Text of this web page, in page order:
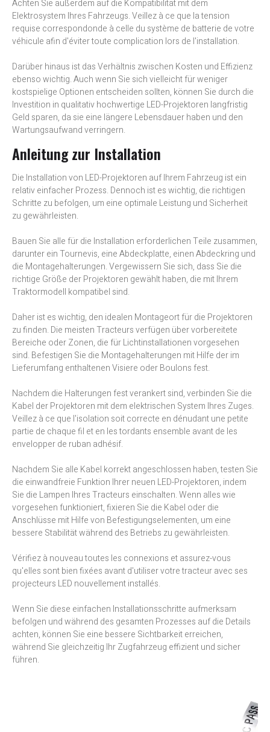
Achten Sie außerdem auf die Kompatibilität mit dem
Elektrosystem Ihres Fahrzeugs. Veillez à ce que la tension
requise correspondonde à celle du système de batterie de votre
véhicule afin d'éviter toute complication lors de l'installation.
Darüber hinaus ist das Verhältnis zwischen Kosten und Effizienz
ebenso wichtig. Auch wenn Sie sich vielleicht für weniger
kostspielige Optionen entscheiden sollten, können Sie durch die
Investition in qualitativ hochwertige LED-Projektoren langfristig
Geld sparen, da sie eine längere Lebensdauer haben und den
Wartungsaufwand verringern.
Anleitung zur Installation
Die Installation von LED-Projektoren auf Ihrem Fahrzeug ist ein
relativ einfacher Prozess. Dennoch ist es wichtig, die richtigen
Schritte zu befolgen, um eine optimale Leistung und Sicherheit
zu gewährleisten.
Bauen Sie alle für die Installation erforderlichen Teile zusammen,
darunter ein Tournevis, eine Abdeckplatte, einen Abdeckring und
die Montagehalterungen. Vergewissern Sie sich, dass Sie die
richtige Größe der Projektoren gewählt haben, die mit Ihrem
Traktormodell kompatibel sind.
Daher ist es wichtig, den idealen Montageort für die Projektoren
zu finden. Die meisten Tracteurs verfügen über vorbereitete
Bereiche oder Zonen, die für Lichtinstallationen vorgesehen
sind. Befestigen Sie die Montagehalterungen mit Hilfe der im
Lieferumfang enthaltenen Visiere oder Boulons fest.
Nachdem die Halterungen fest verankert sind, verbinden Sie die
Kabel der Projektoren mit dem elektrischen System Ihres Zuges.
Veillez à ce que l'isolation soit correcte en dénudant une petite
partie de chaque fil et en les tordants ensemble avant de les
envelopper de ruban adhésif.
Nachdem Sie alle Kabel korrekt angeschlossen haben, testen Sie
die einwandfreie Funktion Ihrer neuen LED-Projektoren, indem
Sie die Lampen Ihres Tracteurs einschalten. Wenn alles wie
vorgesehen funktioniert, fixieren Sie die Kabel oder die
Anschlüsse mit Hilfe von Befestigungselementen, um eine
bessere Stabilität während des Betriebs zu gewährleisten.
Vérifiez à nouveau toutes les connexions et assurez-vous
qu'elles sont bien fixées avant d'utiliser votre tracteur avec ses
projecteurs LED nouvellement installés.
Wenn Sie diese einfachen Installationsschritte aufmerksam
befolgen und während des gesamten Prozesses auf die Details
achten, können Sie eine bessere Sichtbarkeit erreichen,
während Sie gleichzeitig Ihr Zugfahrzeug effizient und sicher
führen.